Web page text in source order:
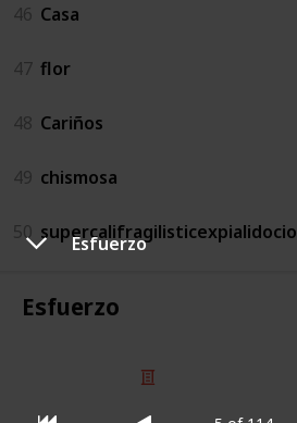
Esfuerzo
Esfuerzo
46 Casa
47 flor
48 Cariños
49 chismosa
50 supercalifragilisticexpialidocio